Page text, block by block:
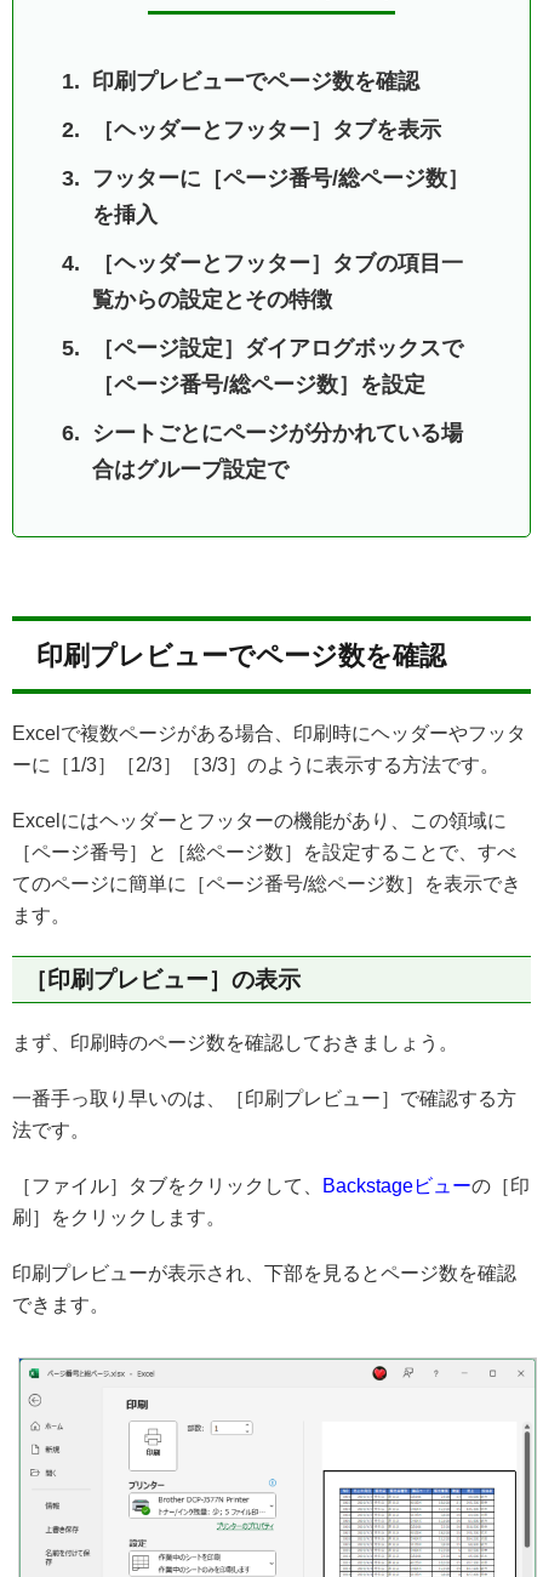
印刷プレビューでページ数を確認
［ヘッダーとフッター］タブを表示
フッターに［ページ番号/総ページ数］
を挿入
［ヘッダーとフッター］タブの項目一
覧からの設定とその特徴
［ページ設定］ダイアログボックスで
［ページ番号/総ページ数］を設定
シートごとにページが分かれている場
合はグループ設定で
印刷プレビューでページ数を確認
Excelで複数ページがある場合、印刷時にヘッダーやフッタ
ーに［1/3］［2/3］［3/3］のように表示する方法です。
Excelにはヘッダーとフッターの機能があり、この領域に
［ページ番号］と［総ページ数］を設定することで、すべ
てのページに簡単に［ページ番号/総ページ数］を表示でき
ます。
［印刷プレビュー］の表示
まず、印刷時のページ数を確認しておきましょう。
一番手っ取り早いのは、［印刷プレビュー］で確認する方
法です。
［ファイル］タブをクリックして、 Backstageビューの［印
刷］をクリックします。
印刷プレビューが表示され、下部を見るとページ数を確認
できます。